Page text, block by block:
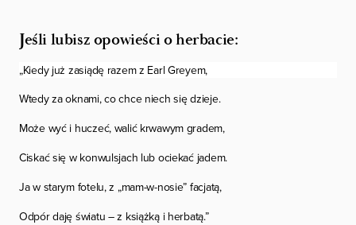
Jeśli lubisz opowieści o herbacie:
„Kiedy już zasiądę razem z Earl Greyem,
Wtedy za oknami, co chce niech się dzieje.
Może wyć i huczeć, walić krwawym gradem,
Ciskać się w konwulsjach lub ociekać jadem.
Ja w starym fotelu, z „mam-w-nosie” facjatą,
Odpór daję światu – z książką i herbatą.”